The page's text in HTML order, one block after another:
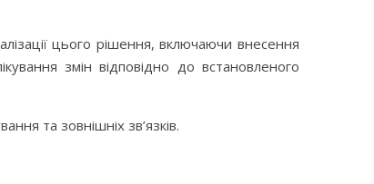
цього рішення, включаючи внесення
змін відповідно до встановленого
та зовнішніх зв’язків.